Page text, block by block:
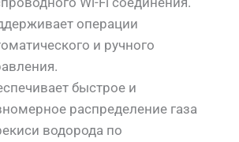
операции
и ручного
быстрое и
распределение газа
водорода по